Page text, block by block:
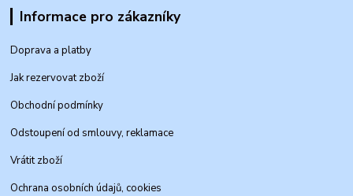
Informace pro zákazníky
Doprava a platby
Jak rezervovat zboží
Obchodní podmínky
Odstoupení od smlouvy, reklamace
Vrátit zboží
Ochrana osobních údajů, cookies